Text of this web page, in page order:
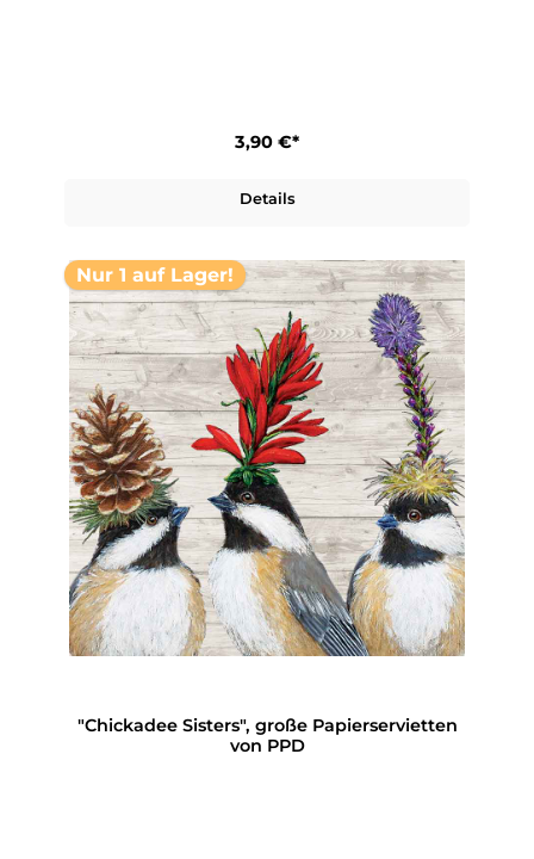
3,90 €*
Details
Nur 1 auf Lager!
"Chickadee Sisters", große Papierservietten
von PPD